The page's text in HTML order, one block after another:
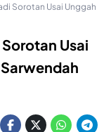
Sorotan Usai Unggah
Usai